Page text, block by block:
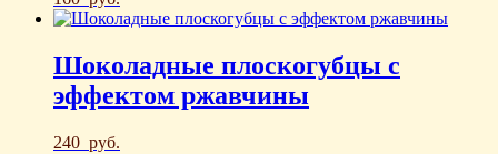
Шоколадные плоскогубцы с
эффектом ржавчины
240 руб.